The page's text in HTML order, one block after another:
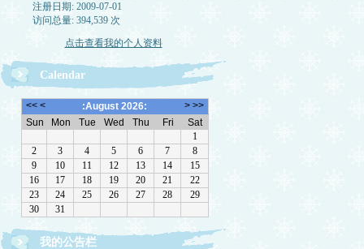
注册日期: 2009-07-01
访问总量: 394,539 次
点击查看我的个人资料
Calendar
我的公告栏